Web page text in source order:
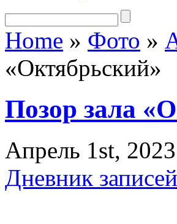
Home » Фото »
«Октябрьский»
Позор зала
Апрель 1st, 2023
Дневник записей